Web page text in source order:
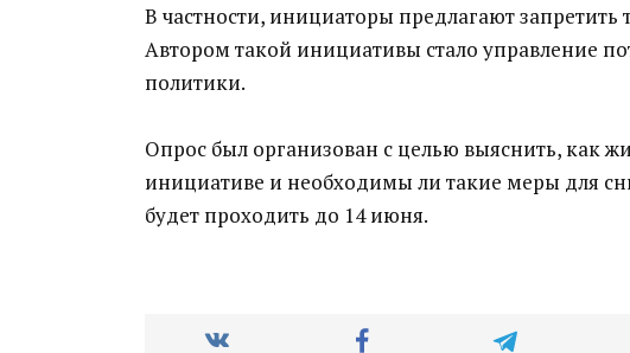
В частности, инициаторы предлагают
Автором такой инициативы стало управление
политики.
Опрос был организован с целью выяснить, как
инициативе и необходимы ли такие меры для
будет проходить до 14 июня.